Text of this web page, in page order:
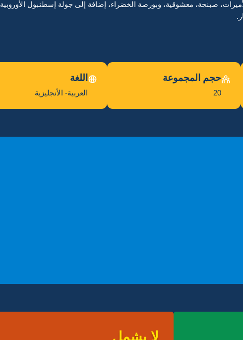
صبنجة، معشوقية، وبورصة الخضراء، إضافة إلى جولة إسطنبول الأوروبية
حجم المجموعة
20
اللغة
العربية- الأنجليزية
لا يشمل